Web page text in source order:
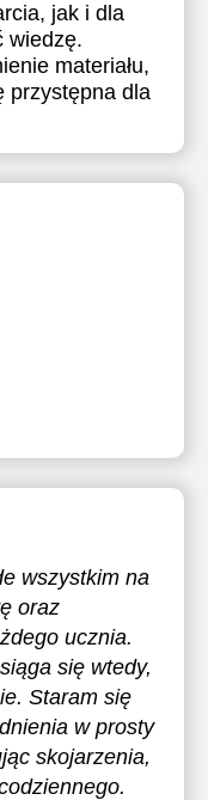
jak i dla
wiedzę.
materiału,
przystępna dla
wszystkim na
oraz
ucznia.
się wtedy,
Staram się
w prosty
skojarzenia,